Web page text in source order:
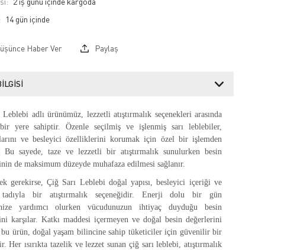
Haber Ver Paylaş
Leblebi adlı ürünümüz, lezzetli atıştırmalık seçenekleri arasında
yere sahiptir. Özenle seçilmiş ve işlenmiş sarı leblebiler,
ve besleyici özelliklerini korumak için özel bir işlemden
sayede, taze ve lezzetli bir atıştırmalık sunulurken besin
de maksimum düzeyde muhafaza edilmesi sağlanır.
gerekirse, Çiğ Sarı Leblebi doğal yapısı, besleyici içeriği ve
bir atıştırmalık seçeneğidir. Enerji dolu bir gün
yardımcı olurken vücudunuzun ihtiyaç duyduğu besin
karşılar. Katkı maddesi içermeyen ve doğal besin değerlerini
ürün, doğal yaşam bilincine sahip tüketiciler için güvenilir bir
Her ısırıkta tazelik ve lezzet sunan çiğ sarı leblebi, atıştırmalık